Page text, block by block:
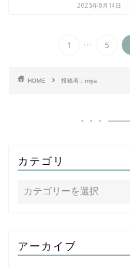
2023年8月14日
1 ... 5
HOME 投稿者：miya
カテゴリ
アーカイブ